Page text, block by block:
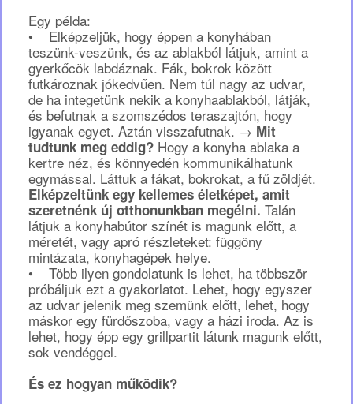
Egy példa:
• Elképzeljük, hogy éppen a konyhában
teszünk-veszünk, és az ablakból látjuk, amint a
gyerkőcök labdáznak. Fák, bokrok között
futkároznak jókedvűen. Nem túl nagy az udvar,
de ha integetünk nekik a konyhaablakból, látják,
és befutnak a szomszédos teraszajtón, hogy
igyanak egyet. Aztán visszafutnak. → Mit
tudtunk meg eddig? Hogy a konyha ablaka a
kertre néz, és könnyedén kommunikálhatunk
egymással. Láttuk a fákat, bokrokat, a fű zöldjét.
Elképzeltünk egy kellemes életképet, amit
szeretnénk új otthonunkban megélni. Talán
látjuk a konyhabútor színét is magunk előtt, a
méretét, vagy apró részleteket: függöny
mintázata, konyhagépek helye.
• Több ilyen gondolatunk is lehet, ha többször
próbáljuk ezt a gyakorlatot. Lehet, hogy egyszer
az udvar jelenik meg szemünk előtt, lehet, hogy
máskor egy fürdőszoba, vagy a házi iroda. Az is
lehet, hogy épp egy grillpartit látunk magunk előtt,
sok vendéggel.
És ez hogyan működik?